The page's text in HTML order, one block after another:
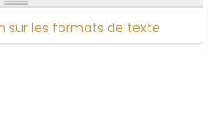
sur les formats de texte